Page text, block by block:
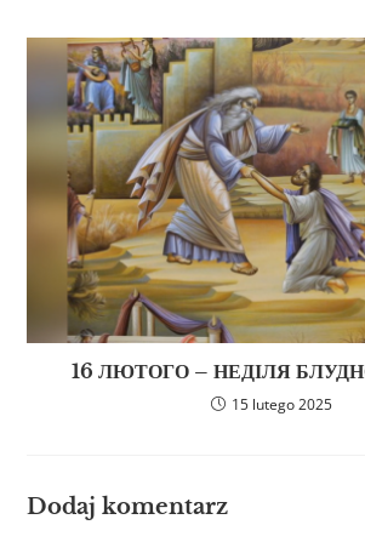
16 ЛЮТОГО – НЕДІЛЯ
15 lutego 2025
Dodaj komentarz